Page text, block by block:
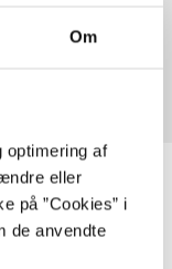
Om
optimering af
eller
på ”Cookies” i
de anvendte